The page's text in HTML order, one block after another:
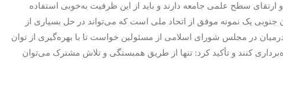
ارتقای سطح علمی جامعه دارند و باید از این ظرفیت به‌خوبی استفاده
یک نمونه موفق از اتحاد ملی است که می‌تواند در حل بسیاری از
در مجلس شورای اسلامی از مسئولین خواست تا با بهره‌گیری از توان
کنند و تأکید کرد: تنها از طریق همبستگی و تلاش مشترک می‌توان